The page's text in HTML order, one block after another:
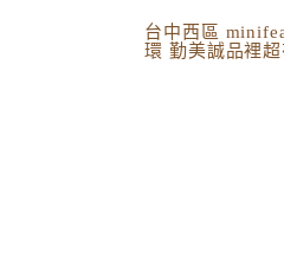
台中西區
環 勤美誠品裡